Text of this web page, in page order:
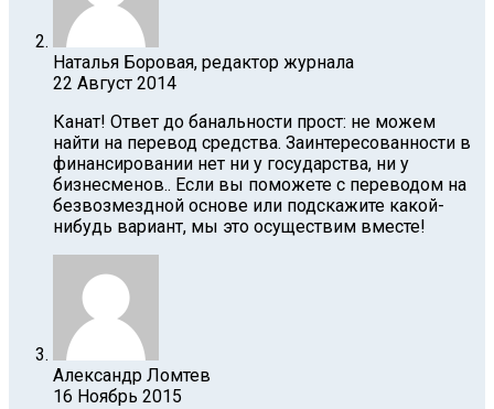
Наталья Боровая, редактор журнала
22 Август 2014
Канат! Ответ до банальности прост: не можем
найти на перевод средства. Заинтересованности в
финансировании нет ни у государства, ни у
бизнесменов.. Если вы поможете с переводом на
безвозмездной основе или подскажите какой-
нибудь вариант, мы это осуществим вместе!
Александр Ломтев
16 Ноябрь 2015